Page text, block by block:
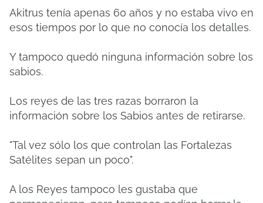
Akitrus tenía apenas 60 años y no estaba vivo en
esos tiempos por lo que no conocía los detalles.
Y tampoco quedó ninguna información sobre los
sabios.
Los reyes de las tres razas borraron la
información sobre los Sabios antes de retirarse.
"Tal vez sólo los que controlan las Fortalezas
Satélites sepan un poco".
A los Reyes tampoco les gustaba que